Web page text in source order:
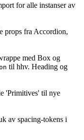
for alle instanser av
props fra Accordion,
med Box og
til hhv. Heading og
'Primitives' til nye
av spacing-tokens i